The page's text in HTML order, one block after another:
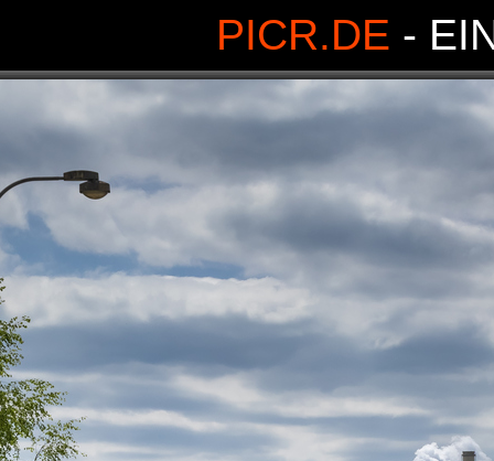
PICR.DE -